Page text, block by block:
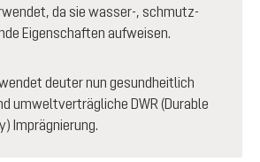
da sie wasser-, schmutz-
Eigenschaften aufweisen.
deuter nun gesundheitlich
umweltverträgliche DWR (Durable
Imprägnierung.